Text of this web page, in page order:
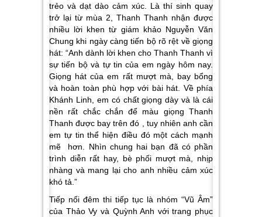
trẻo và dạt dào cảm xúc. Là thí sinh quay
trở lại từ mùa 2, Thanh Thanh nhận được
nhiều lời khen từ giám khảo Nguyễn Văn
Chung khi ngày càng tiến bộ rõ rệt về giọng
hát: “Anh dành lời khen cho Thanh Thanh vì
sự tiến bộ và tự tin của em ngày hôm nay.
Giọng hát của em rất mượt mà, bay bổng
và hoàn toàn phù hợp với bài hát. Về phía
Khánh Linh, em có chất giọng dày và là cái
nền rất chắc chắn để màu giọng Thanh
Thanh được bay trên đó , tuy nhiên anh cần
em tự tin thể hiện điều đó một cách mạnh
mẽ hơn. Nhìn chung hai bạn đã có phần
trình diễn rất hay, bè phối mượt mà, nhịp
nhàng và mang lại cho anh nhiều cảm xúc
khó tả.”
Tiếp nối đêm thi tiếp tục là nhóm “Vũ Âm”
của Thảo Vy và Quỳnh Anh với trang phục